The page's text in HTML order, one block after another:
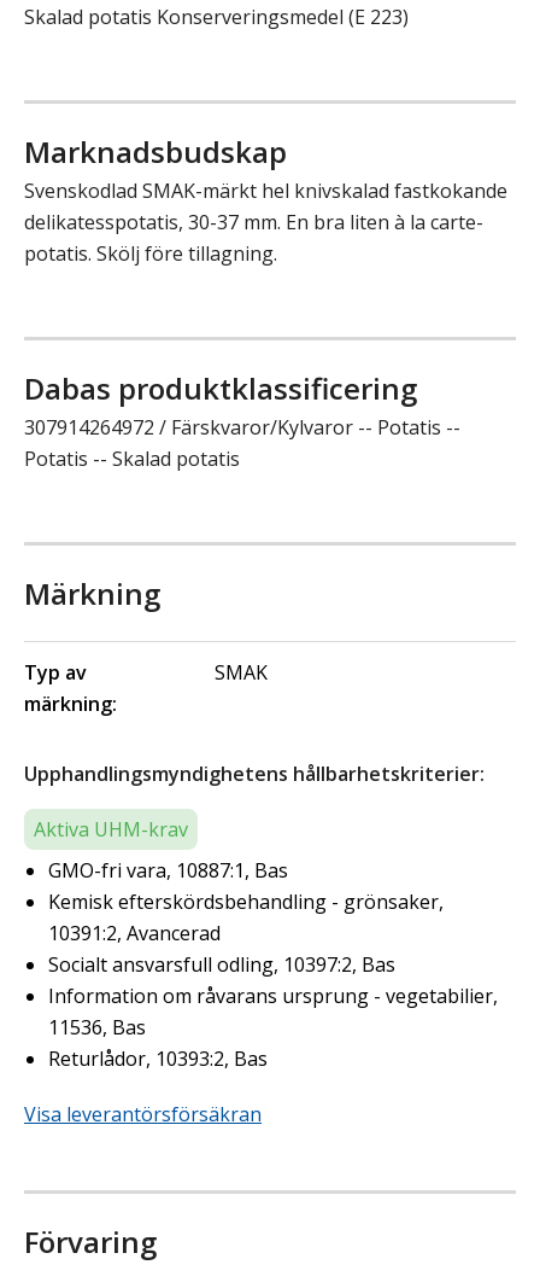
Skalad potatis Konserveringsmedel (E 223)
Marknadsbudskap
Svenskodlad SMAK-märkt hel knivskalad fastkokande
delikatesspotatis, 30-37 mm. En bra liten à la carte-
potatis. Skölj före tillagning.
Dabas produktklassificering
307914264972 / Färskvaror/Kylvaror -- Potatis --
Potatis -- Skalad potatis
Märkning
Typ av
märkning:
SMAK
Upphandlingsmyndighetens hållbarhetskriterier:
Aktiva UHM-krav
GMO-fri vara, 10887:1, Bas
Kemisk efterskördsbehandling - grönsaker,
10391:2, Avancerad
Socialt ansvarsfull odling, 10397:2, Bas
Information om råvarans ursprung - vegetabilier,
11536, Bas
Returlådor, 10393:2, Bas
Visa leverantörsförsäkran
Förvaring